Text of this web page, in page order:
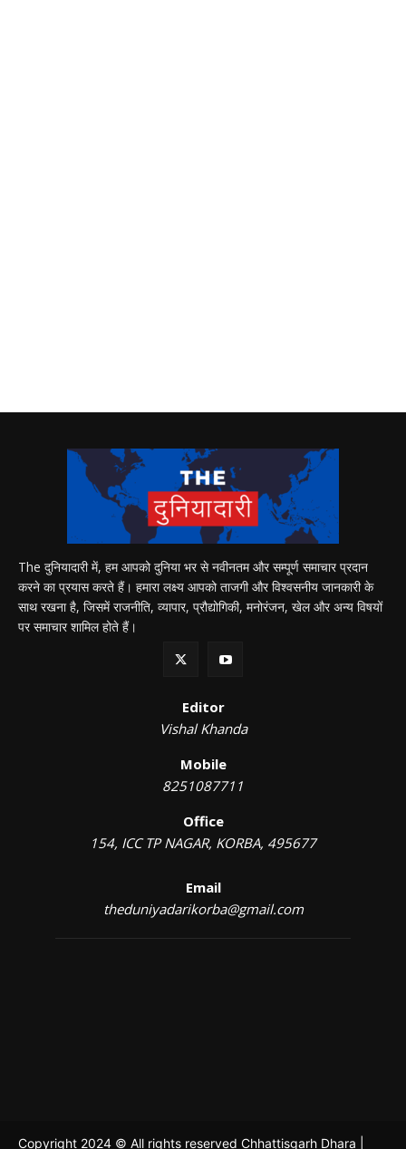
The दुनियादारी में, हम आपको दुनिया भर से नवीनतम और सम्पूर्ण समाचार प्रदान
करने का प्रयास करते हैं। हमारा लक्ष्य आपको ताजगी और विश्वसनीय जानकारी के
साथ रखना है, जिसमें राजनीति, व्यापार, प्रौद्योगिकी, मनोरंजन, खेल और अन्य विषयों
पर समाचार शामिल होते हैं।
Editor
Vishal Khanda
Mobile
8251087711
Office
154, ICC TP NAGAR, KORBA, 495677
Email
theduniyadarikorba@gmail.com
Copyright 2024 © All rights reserved Chhattisgarh Dhara |